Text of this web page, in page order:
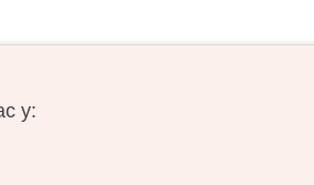
у: